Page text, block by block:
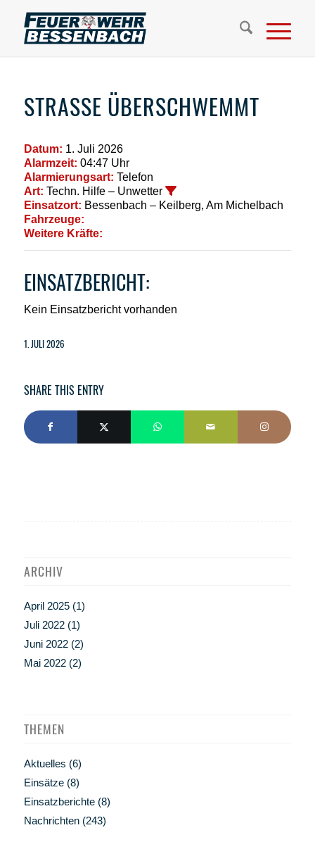
STRASSE ÜBERSCHWEMMT
Datum: 1. Juli 2026
Alarmzeit: 04:47 Uhr
Alarmierungsart: Telefon
Art: Techn. Hilfe – Unwetter
Einsatzort: Bessenbach – Keilberg, Am Michelbach
Fahrzeuge:
Weitere Kräfte:
EINSATZBERICHT:
Kein Einsatzbericht vorhanden
1. JULI 2026
SHARE THIS ENTRY
ARCHIV
April 2025(1)
Juli 2022(1)
Juni 2022(2)
Mai 2022(2)
THEMEN
Aktuelles (6)
Einsätze(8)
Einsatzberichte(8)
Nachrichten(243)